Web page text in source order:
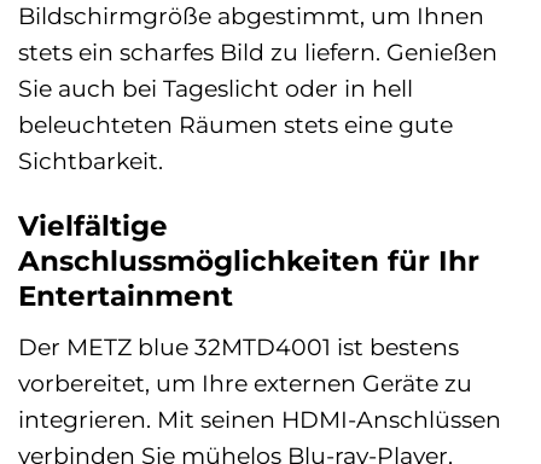
Bildschirmgröße abgestimmt, um Ihnen
stets ein scharfes Bild zu liefern. Genießen
Sie auch bei Tageslicht oder in hell
beleuchteten Räumen stets eine gute
Sichtbarkeit.
Vielfältige
Anschlussmöglichkeiten für Ihr
Entertainment
Der METZ blue 32MTD4001 ist bestens
vorbereitet, um Ihre externen Geräte zu
integrieren. Mit seinen HDMI-Anschlüssen
verbinden Sie mühelos Blu-ray-Player,